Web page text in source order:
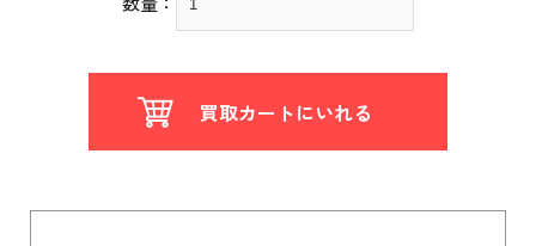
買取カートにいれる